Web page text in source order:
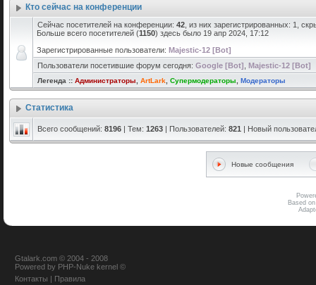
Кто сейчас на конференции
Сейчас посетителей на конференции: 42 , из них зарегистрированных: 1,
Больше всего посетителей (1150) здесь было 19 апр 2024, 17:12
Зарегистрированные пользователи: Majestic-12 [Bot]
Пользователи посетившие форум сегодня: Google [Bot] Majestic-12 [Bot]
Легенда :: Администраторы ArtLark Супермодераторы Модераторы
Статистика
Всего сообщений: 8196 | Тем: 1263 | Пользователей: 821 | Новый
Новые сообщения
Based
Gtalark.com © 2004 - 2008
Powered by PHP-Nuke kernel ©
Контакты | Правила